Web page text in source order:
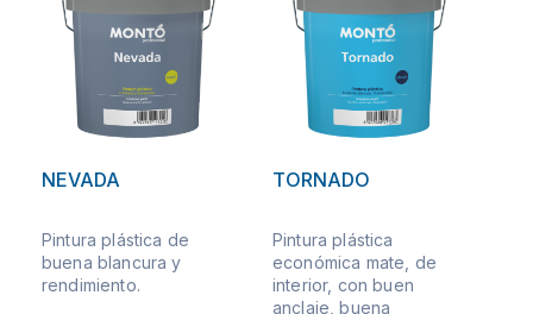
NEVADA
Pintura plástica de
buena blancura y
rendimiento.
TORNADO
Pintura plástica
económica mate, de
interior, con buen
anclaje, buena